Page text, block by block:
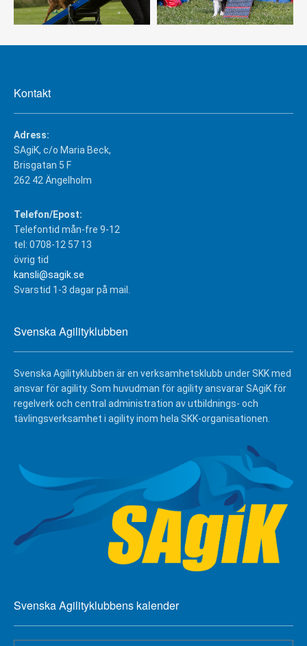
Kontakt
Adress:
SAgiK, c/o Maria Beck,
Brisgatan 5 F
262 42 Ängelholm
Telefon/Epost:
Telefontid mån-fre 9-12
tel: 0708-12 57 13
övrig tid
kansli@sagik.se
Svarstid 1-3 dagar på mail.
Svenska Agilityklubben
Svenska Agilityklubben är en verksamhetsklubb under SKK med
ansvar för agility. Som huvudman för agility ansvarar SAgiK för
regelverk och central administration av utbildnings- och
tävlingsverksamhet i agility inom hela SKK-organisationen.
Svenska Agilityklubbens kalender